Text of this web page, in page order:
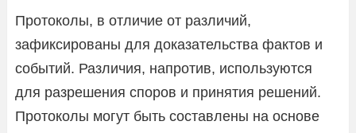
Протоколы, в отличие от различий,
зафиксированы для доказательства фактов и
событий. Различия, напротив, используются
для разрешения споров и принятия решений.
Протоколы могут быть составлены на основе